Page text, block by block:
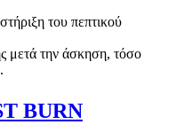
του πεπτικού
μετά την άσκηση, τόσο
BURN